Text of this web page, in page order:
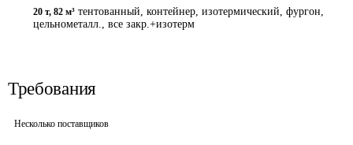
20 т, 82 м³ тентованный, контейнер, изотермический, фургон,
цельнометалл., все закр.+изотерм
Требования
Несколько поставщиков